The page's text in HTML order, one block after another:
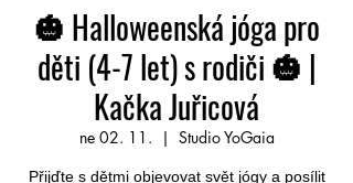
🎃 Halloweenská jóga pro
děti (4-7 let) s rodiči 🎃 |
Kačka Juřicová
ne 02. 11.
  |
Studio YoGaia
Přijďte s dětmi objevovat svět jógy a posílit